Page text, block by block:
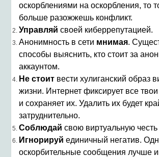
оскорблениями на оскорбления, то
больше разожжешь конфликт.
Управляй своей киберрепутацией.
Анонимность в сети мнимая.
способы выяснить, кто стоит за
аккаунтом.
Не стоит вести хулиганский образ
жизни. Интернет фиксирует все
и сохраняет их. Удалить их будет
затруднительно.
Соблюдай свою виртуальную честь
Игнорируй единичный негатив.
оскорбительные сообщения лучше